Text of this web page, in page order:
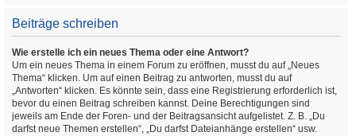
Beiträge schreiben
Wie erstelle ich ein neues Thema oder eine Antwort?
Um ein neues Thema in einem Forum zu eröffnen, musst du auf „Neues
Thema“ klicken. Um auf einen Beitrag zu antworten, musst du auf
„Antworten“ klicken. Es könnte sein, dass eine Registrierung erforderlich ist,
bevor du einen Beitrag schreiben kannst. Deine Berechtigungen sind
jeweils am Ende der Foren- und der Beitragsansicht aufgelistet. Z. B. „Du
darfst neue Themen erstellen“, „Du darfst Dateianhänge erstellen“ usw.